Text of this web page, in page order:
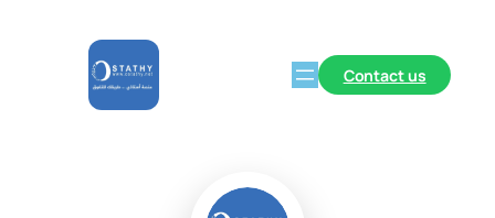
Contact us